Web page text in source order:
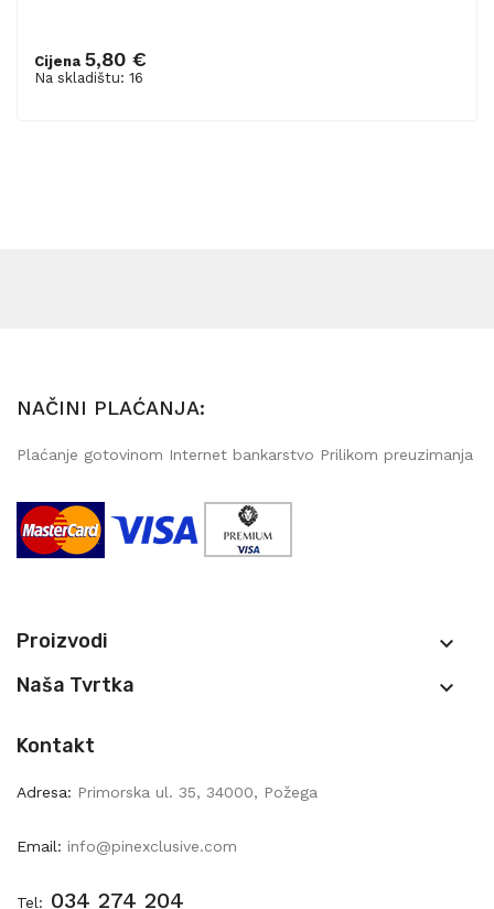
Cijena 5,80 €
Na skladištu: 16
Dodaj u košaricu
NAČINI PLAĆANJA:
Plaćanje gotovinom Internet bankarstvo Prilikom preuzimanja
Proizvodi 
Naša Tvrtka 
Kontakt
Adresa: Primorska ul. 35, 34000, Požega
Email: info@pinexclusive.com
Tel: 034 274 204